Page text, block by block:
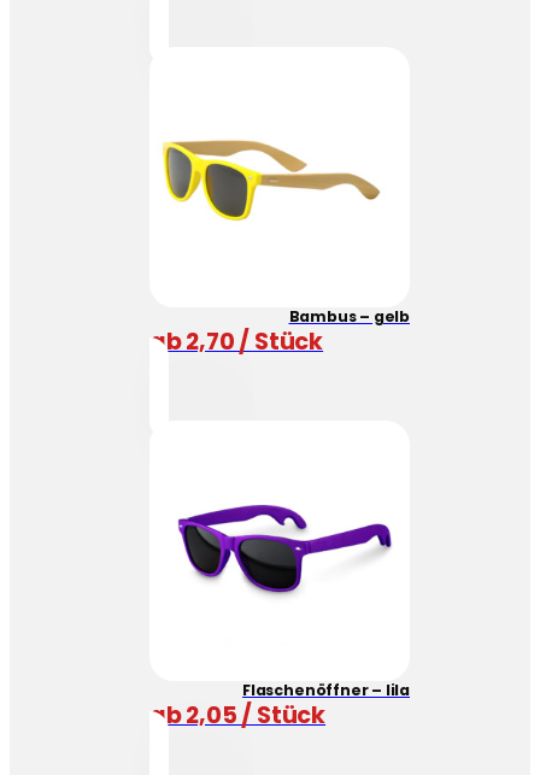
Bambus – gelb
ab 2,70 / Stück
Flaschenöffner – lila
ab 2,05 / Stück